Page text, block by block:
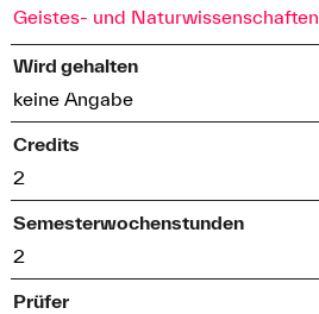
Geistes- und Naturwissenschaften
Wird gehalten
keine Angabe
Credits
2
Semesterwochenstunden
2
Prüfer